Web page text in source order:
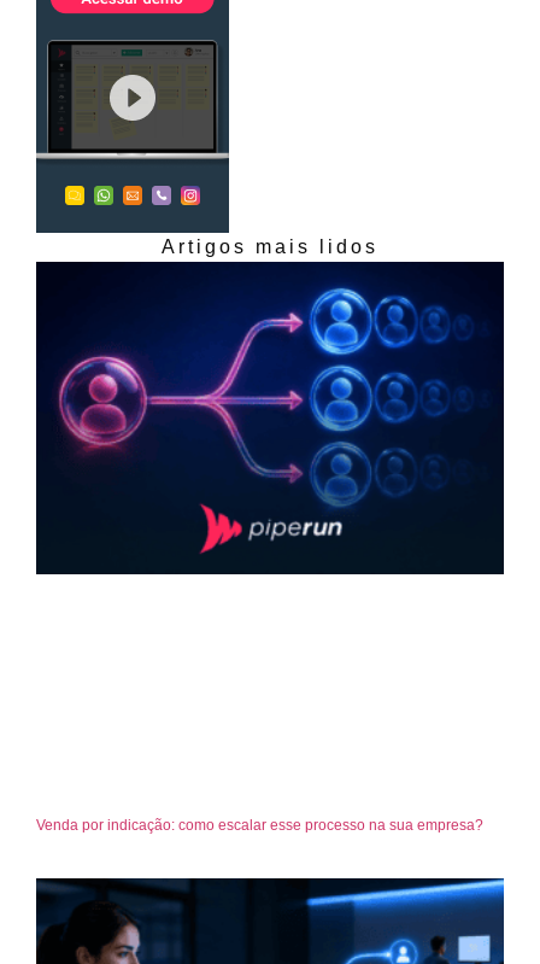
Artigos mais lidos
Venda por indicação: como escalar esse processo na sua empresa?